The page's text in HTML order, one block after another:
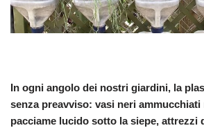
In ogni angolo dei nostri giardini, la
senza preavviso: vasi neri ammucchiati
pacciame lucido sotto la siepe,